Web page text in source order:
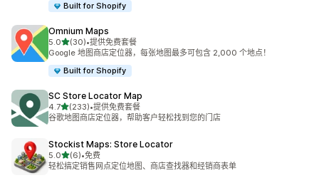
Built for Shopify
Omnium Maps
5.0星（满分 5 星）
(30)
总共 30 条评论
•提供免费套餐
Google 地图商店定位器，每张地图最多可包含 2,000 个地点！
Built for Shopify
SC Store Locator Map
4.7星（满分 5 星）
(233)
总共 233 条评论
•提供免费套餐
谷歌地图商店定位器，帮助客户轻松找到您的门店
Stockist Maps: Store Locator
5.0星（满分 5 星）
(6)
总共 6 条评论
•免费
轻松搞定销售网点定位地图、商店查找器和经销商表单